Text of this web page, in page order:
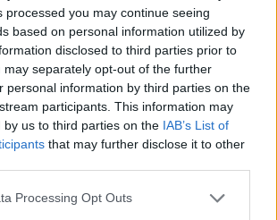
processed you may continue seeing
based on personal information utilized by
disclosed to third parties prior to
may separately opt-out of the further
personal information by third parties on the
participants. This information may
by us to third parties on the IAB’s List of
that may further disclose it to other
Processing Opt Outs